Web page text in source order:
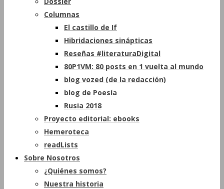
Columnas
El castillo de If
Hibridaciones sinápticas
Reseñas #literaturaDigital
80P1VM: 80 posts en 1 vuelta al mundo
blog vozed (de la redacción)
blog de Poesía
Rusia 2018
Proyecto editorial: ebooks
Hemeroteca
readLists
Sobre Nosotros
¿Quiénes somos?
Nuestra historia